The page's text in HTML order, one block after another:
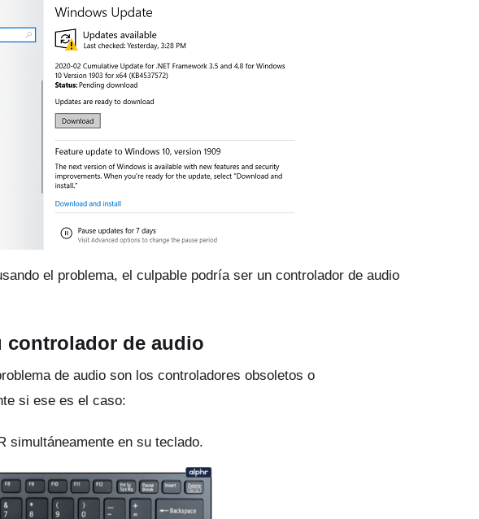
el problema, el culpable podría ser un controlador de audio
controlador de audio
de audio son los controladores obsoletos o
si ese es el caso:
simultáneamente en su teclado.